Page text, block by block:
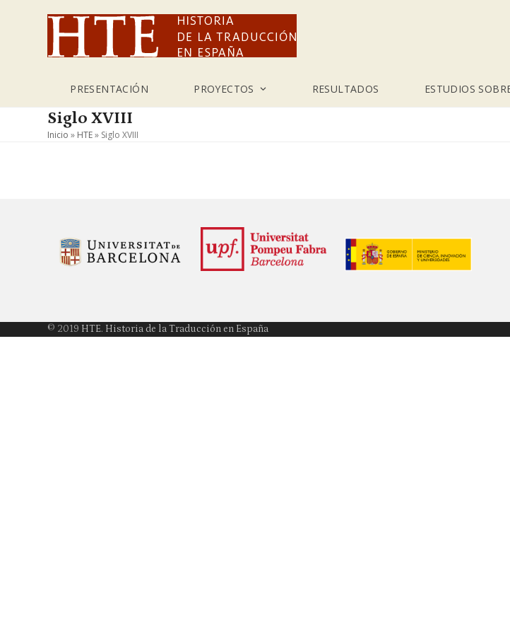
PRESENTACIÓN PROYECTOS RESULTADOS ESTUDIOS
Siglo XVIII
Inicio » HTE» Siglo XVIII
© 2019 HTE. Historia de la Traducción en España